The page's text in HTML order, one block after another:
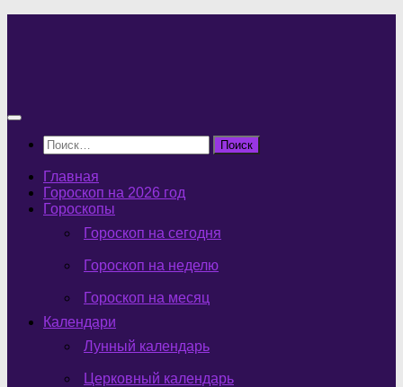
Найти:
Главная
Гороскоп на 2026 год
Гороскопы
Гороскоп на сегодня
Гороскоп на неделю
Гороскоп на месяц
Календари
Лунный календарь
Церковный календарь